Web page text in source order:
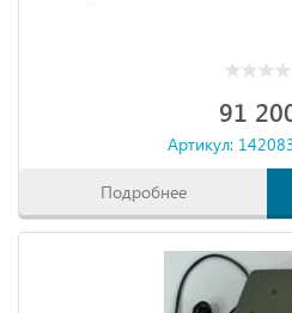
91
Артикул:
Подробнее